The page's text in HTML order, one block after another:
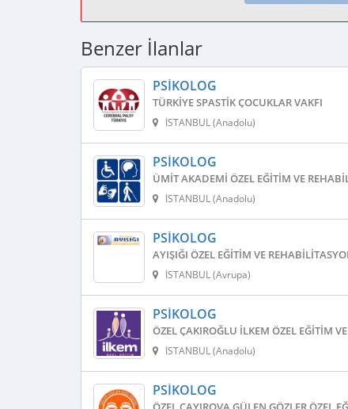
Benzer İlanlar
PSIKOLOG
TÜRKIYE SPASTIK ÇOCUKLAR VAKFI
İSTANBUL (Anadolu)
PSIKOLOG
ÜMIT AKADEMI ÖZEL EĞITIM VE
İSTANBUL (Anadolu)
PSIKOLOG
AYIŞIĞI ÖZEL EĞITIM VE
İSTANBUL (Avrupa)
PSIKOLOG
ÖZEL ÇAKIROĞLU İLKEM ÖZEL EĞITIM
İSTANBUL (Anadolu)
PSIKOLOG